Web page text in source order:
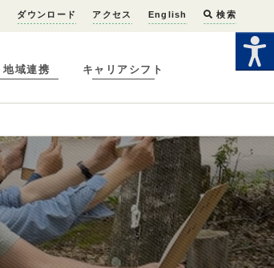
ダウンロード アクセス English 検索
地域連携 キャリアシフト